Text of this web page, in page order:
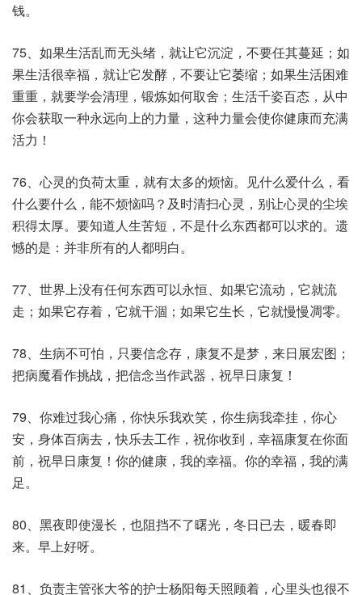
钱。
75、如果生活乱而无头绪，就让它沉淀，不要任其蔓延；如
果生活很幸福，就让它发酵，不要让它萎缩；如果生活困难
重重，就要学会清理，锻炼如何取舍；生活千姿百态，从中
你会获取一种永远向上的力量，这种力量会使你健康而充满
活力！
76、心灵的负荷太重，就有太多的烦恼。见什么爱什么，看
什么要什么，能不烦恼吗？及时清扫心灵，别让心灵的尘埃
积得太厚。要知道人生苦短，不是什么东西都可以求的。遗
憾的是：并非所有的人都明白。
77、世界上没有任何东西可以永恒、如果它流动，它就流
走；如果它存着，它就干涸；如果它生长，它就慢慢凋零。
78、生病不可怕，只要信念存，康复不是梦，来日展宏图；
把病魔看作挑战，把信念当作武器，祝早日康复！
79、你难过我心痛，你快乐我欢笑，你生病我牵挂，你心
安，身体百病去，快乐去工作，祝你收到，幸福康复在你面
前，祝早日康复！你的健康，我的幸福。你的幸福，我的满
足。
80、黑夜即使漫长，也阻挡不了曙光，冬日已去，暖春即
来。早上好呀。
81、负责主管张大爷的护士杨阳每天照顾着，心里头也很不